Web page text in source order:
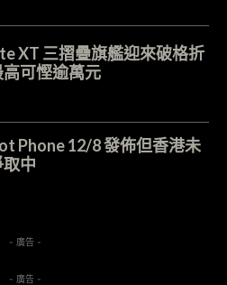
XT 三摺疊旗艦迎來破格折
可慳逾萬元
Phone 12/8 發佈但香港未
中
- 廣告 -
- 廣告 -